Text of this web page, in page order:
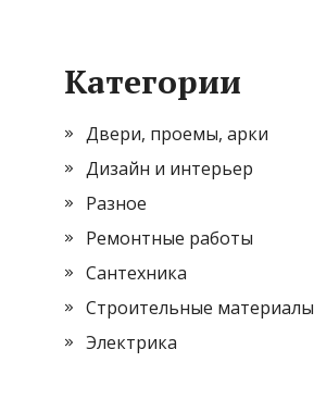
Категории
Двери, проемы, арки
Дизайн и интерьер
Разное
Ремонтные работы
Сантехника
Строительные материалы
Электрика